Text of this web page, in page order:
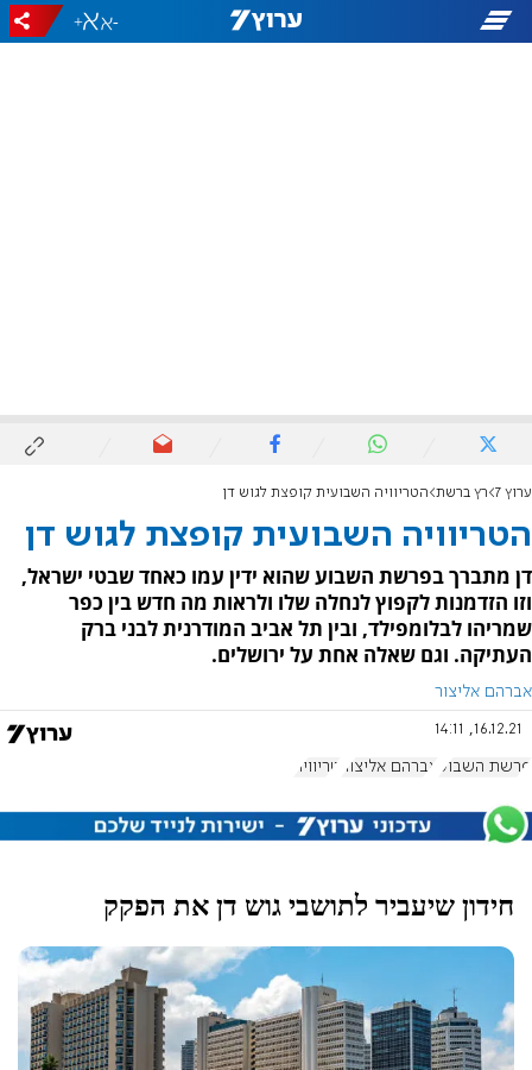
-
+
ערוץ 7 רץ ברשת הטריוויה השבועית קופצת לגוש דן
הטריוויה השבועית קופצת לגוש דן
דן מתברך בפרשת השבוע שהוא ידין עמו כאחד שבטי ישראל,
וזו הזדמנות לקפוץ לנחלה שלו ולראות מה חדש בין כפר
שמריהו לבלומפילד, ובין תל אביב המודרנית לבני ברק
העתיקה. וגם שאלה אחת על ירושלים.
אברהם אליצור
16.12.21, 14:11
פרשת השבוע אברהם אליצור טריוויה